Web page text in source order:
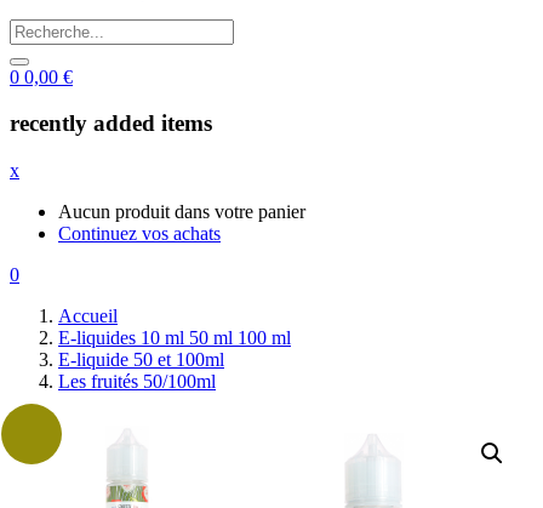
0 0,00 €
recently added items
x
Aucun produit dans votre panier
Continuez vos achats
0
Accueil
E-liquides 10 ml 50 ml 100 ml
E-liquide 50 et 100ml
Les fruités 50/100ml